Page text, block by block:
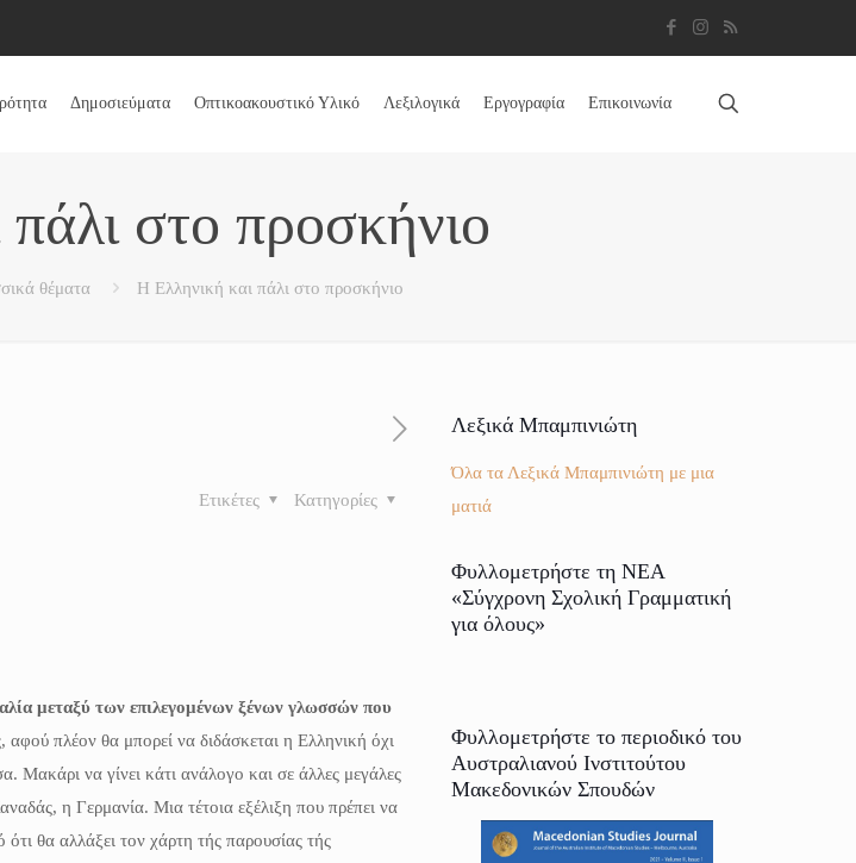
Δημοσιεύματα Οπτικοακουστικό Υλικό Λεξιλογικά Εργογραφία Επικοινωνία
στο προσκήνιο
θέματα Η Ελληνική και πάλι στο προσκήνιο
Κατηγορίες
Ετικέτες
μεταξύ των επιλεγομένων ξένων γλωσσών που
αφού πλέον θα μπορεί να διδάσκεται η Ελληνική όχι
Μακάρι να γίνει κάτι ανάλογο και σε άλλες μεγάλες
η Γερμανία. Μια τέτοια εξέλιξη που πρέπει να
ότι θα αλλάξει τον χάρτη τής παρουσίας τής
Λεξικά Μπαμπινιώτη
Όλα τα Λεξικά Μπαμπινιώτη με μια
ματιά
Φυλλομετρήστε τη ΝΕΑ
«Σύγχρονη Σχολική Γραμματική
για όλους»
Φυλλομετρήστε το περιοδικό του
Αυστραλιανού Ινστιτούτου
Μακεδονικών Σπουδών